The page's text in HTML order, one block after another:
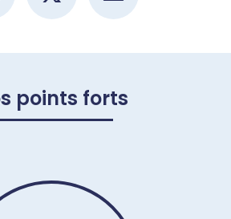
points forts